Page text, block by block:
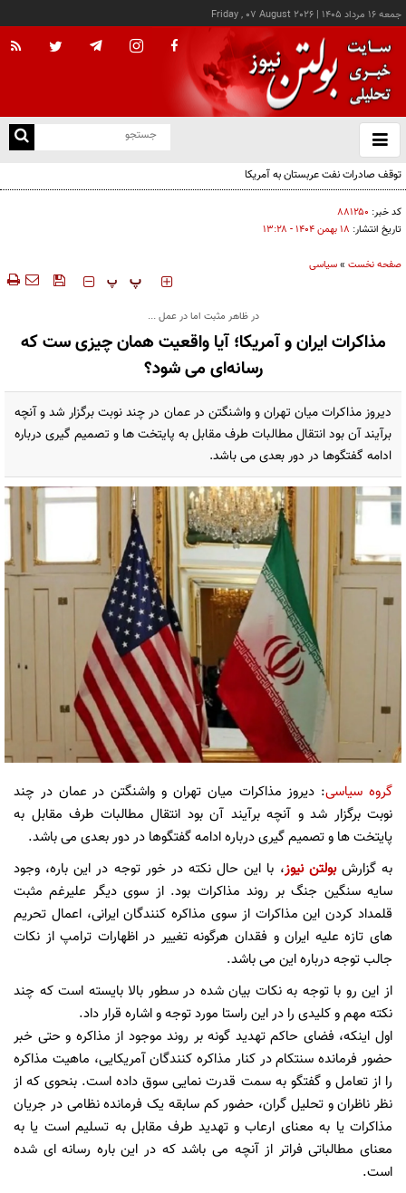
جمعه ۱۶ مرداد ۱۴۰۵ |
Friday , 07 August 2026
باز
و
توقف صادرات نفت عربستان به آمریکا
کد خبر: ۸۸۱۲۵۰
تاریخ انتشار: ۱۸ بهمن ۱۴۰۴ - ۱۳:۲۸
صفحه نخست »سیاسی
‍‍‍ پ پ
در ظاهر مثبت اما در عمل ...
مذاکرات ایران و آمریکا؛ آیا واقعیت همان چیزی ست که
رسانه‌ای می شود؟
دیروز مذاکرات میان تهران و واشنگتن در عمان در چند نوبت برگزار شد و آنچه
برآیند آن بود انتقال مطالبات طرف مقابل به پایتخت ها و تصمیم گیری درباره
ادامه گفتگوها در دور بعدی می باشد.
گروه سیاسی: دیروز مذاکرات میان تهران و واشنگتن در عمان در چند
نوبت برگزار شد و آنچه برآیند آن بود انتقال مطالبات طرف مقابل به
پایتخت ها و تصمیم گیری درباره ادامه گفتگوها در دور بعدی می باشد.
به گزارشبولتن نیوز، با این حال نکته در خور توجه در این باره، وجود
سایه سنگین جنگ بر روند مذاکرات بود. از سوی دیگر علیرغم مثبت
قلمداد کردن این مذاکرات از سوی مذاکره کنندگان ایرانی، اعمال تحریم
های تازه علیه ایران و فقدان هرگونه تغییر در اظهارات ترامپ از نکات
جالب توجه درباره این می باشد.
از این رو با توجه به نکات بیان شده در سطور بالا بایسته است که چند
نکته مهم و کلیدی را در این راستا مورد توجه و اشاره قرار داد.
اول اینکه، فضای حاکم تهدید گونه بر روند موجود از مذاکره و حتی خبر
حضور فرمانده سنتکام در کنار مذاکره کنندگان آمریکایی، ماهیت مذاکره
را از تعامل و گفتگو به سمت قدرت نمایی سوق داده است. بنحوی که از
نظر ناظران و تحلیل گران، حضور کم سابقه یک فرمانده نظامی در جریان
مذاکرات یا به معنای ارعاب و تهدید طرف مقابل به تسلیم است یا به
معنای مطالباتی فراتر از آنچه می باشد که در این باره رسانه ای شده
است.